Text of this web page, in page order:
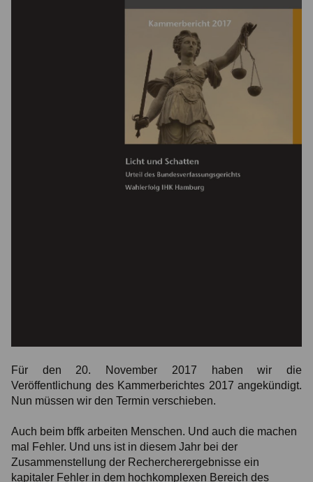
Für den 20. November 2017 haben wir die
Veröffentlichung des Kammerberichtes 2017 angekündigt.
Nun müssen wir den Termin verschieben.
Auch beim bffk arbeiten Menschen. Und auch die machen
mal Fehler. Und uns ist in diesem Jahr bei der
Zusammenstellung der Rechercherergebnisse ein
kapitaler Fehler in dem hochkomplexen Bereich des